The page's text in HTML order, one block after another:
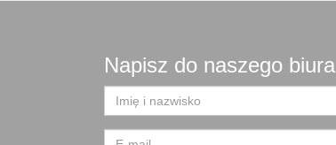
Napisz do naszego biura